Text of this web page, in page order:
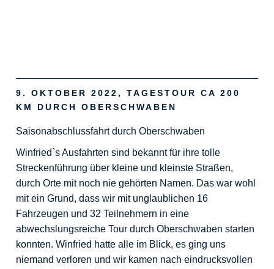
9. OKTOBER 2022, TAGESTOUR CA 200
KM DURCH OBERSCHWABEN
Saisonabschlussfahrt durch Oberschwaben
Winfried`s Ausfahrten sind bekannt für ihre tolle
Streckenführung über kleine und kleinste Straßen,
durch Orte mit noch nie gehörten Namen. Das war wohl
mit ein Grund, dass wir mit unglaublichen 16
Fahrzeugen und 32 Teilnehmern in eine
abwechslungsreiche Tour durch Oberschwaben starten
konnten. Winfried hatte alle im Blick, es ging uns
niemand verloren und wir kamen nach eindrucksvollen